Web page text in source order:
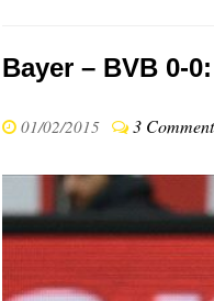
Bayer – BVB 0-
01/02/2015 3